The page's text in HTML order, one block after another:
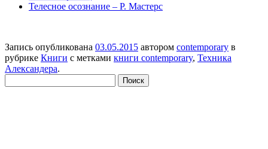
Телесное осознание – Р. Мастерс
Запись опубликована 03.05.2015 автором contemporary в
рубрике Книги с метками книги contemporary, Техника
Александера.